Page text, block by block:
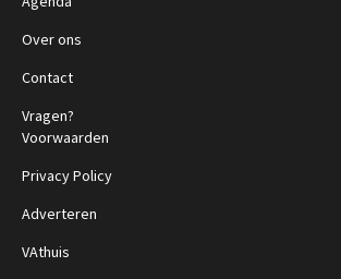
Over ons
Contact
Vragen?
Voorwaarden
Privacy Policy
Adverteren
VAthuis